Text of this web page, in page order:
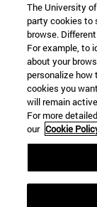
The University
party cookies to
browse.
For example, to
about your
personalize
cookies you
will remain
For more
our Cookie